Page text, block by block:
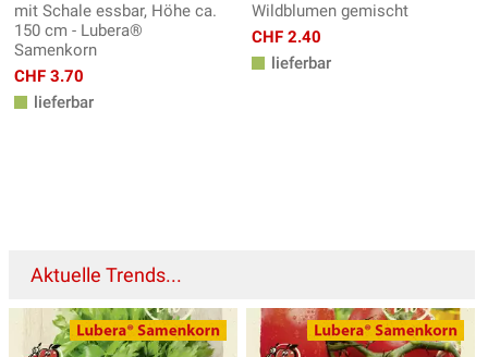
mit Schale essbar, Höhe ca.
150 cm - Lubera®
Samenkorn
CHF 3.70
lieferbar
Wildblumen gemischt
CHF 2.40
lieferbar
Aktuelle Trends...